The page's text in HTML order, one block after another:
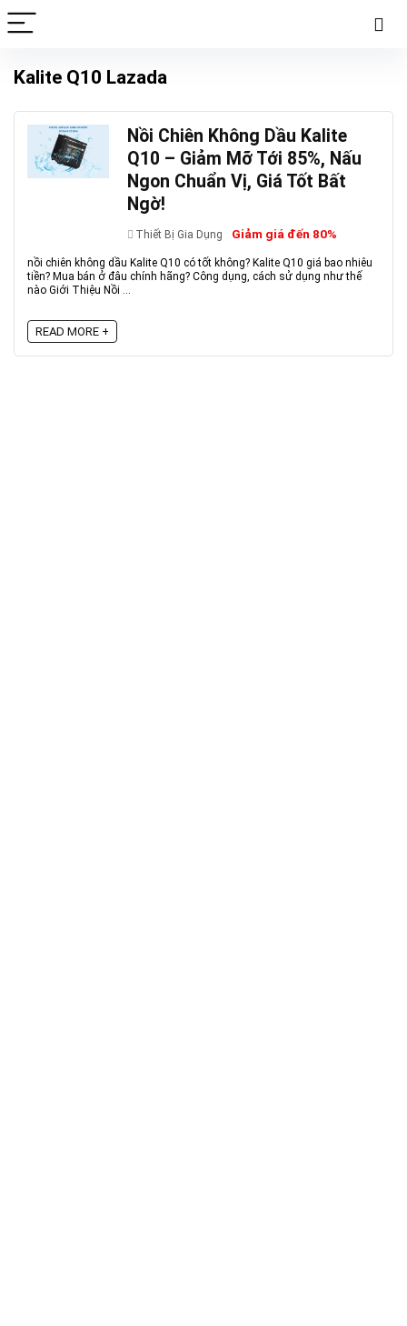
Kalite Q10 Lazada
Nồi Chiên Không Dầu Kalite
Q10 – Giảm Mỡ Tới 85%, Nấu
Ngon Chuẩn Vị, Giá Tốt Bất
Ngờ!
Thiết Bị Gia Dụng Giảm giá đến 80%
nồi chiên không dầu Kalite Q10 có tốt không? Kalite Q10 giá bao nhiêu
tiền? Mua bán ở đâu chính hãng? Công dụng, cách sử dụng như thế
nào Giới Thiệu Nồi ...
READ MORE +